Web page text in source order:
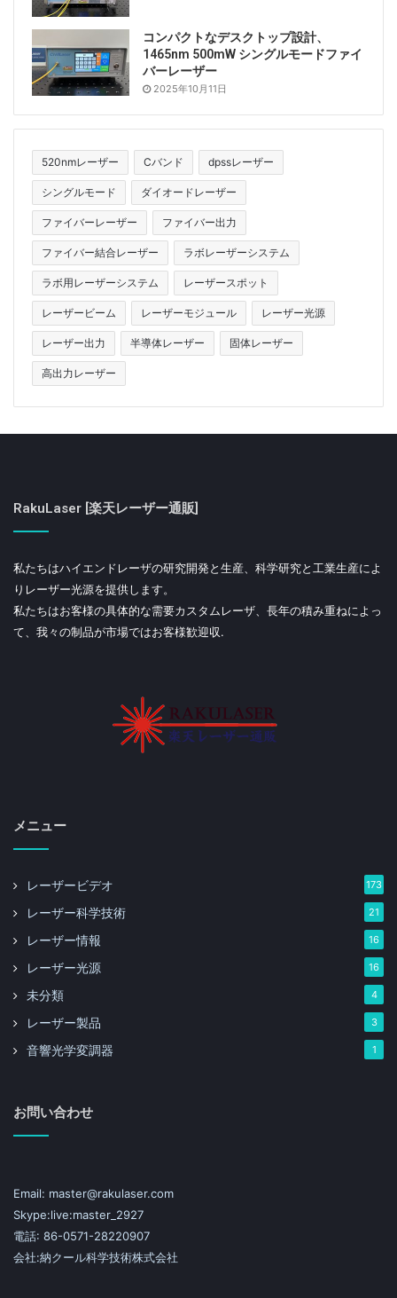
コンパクトなデスクトップ設計、
1465nm 500mW シングルモードファイ
バーレーザー
2025年10月11日
520nmレーザー Cバンド dpssレーザー
シングルモード ダイオードレーザー
ファイバーレーザー ファイバー出力
ファイバー結合レーザー ラボレーザーシステム
ラボ用レーザーシステム レーザースポット
レーザービーム レーザーモジュール レーザー光源
レーザー出力 半導体レーザー 固体レーザー
高出力レーザー
RakuLaser [楽天レーザー通販]
私たちはハイエンドレーザの研究開発と生産、科学研究と工業生産によ
りレーザー光源を提供します。
私たちはお客様の具体的な需要カスタムレーザ、長年の積み重ねによっ
て、我々の制品が市場ではお客様歓迎収.
メニュー
レーザービデオ 173
レーザー科学技術 21
レーザー情報 16
レーザー光源 16
未分類 4
レーザー製品 3
音響光学変調器 1
お問い合わせ
Email: master@rakulaser.com
Skype:live:master_2927
電話: 86-0571-28220907
会社:納クール科学技術株式会社